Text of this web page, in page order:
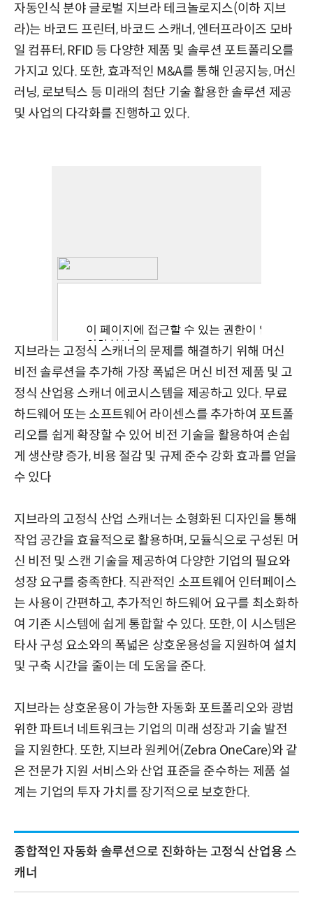
자동인식 분야 글로벌 지브라 테크놀로지스(이하 지브
라)는 바코드 프린터, 바코드 스캐너, 엔터프라이즈 모바
일 컴퓨터, RFID 등 다양한 제품 및 솔루션 포트폴리오를
가지고 있다. 또한, 효과적인 M&A를 통해 인공지능, 머신
러닝, 로보틱스 등 미래의 첨단 기술 활용한 솔루션 제공
및 사업의 다각화를 진행하고 있다.
지브라는 고정식 스캐너의 문제를 해결하기 위해 머신
비전 솔루션을 추가해 가장 폭넓은 머신 비전 제품 및 고
정식 산업용 스캐너 에코시스템을 제공하고 있다. 무료
하드웨어 또는 소프트웨어 라이센스를 추가하여 포트폴
리오를 쉽게 확장할 수 있어 비전 기술을 활용하여 손쉽
게 생산량 증가, 비용 절감 및 규제 준수 강화 효과를 얻을
수 있다
지브라의 고정식 산업 스캐너는 소형화된 디자인을 통해
작업 공간을 효율적으로 활용하며, 모듈식으로 구성된 머
신 비전 및 스캔 기술을 제공하여 다양한 기업의 필요와
성장 요구를 충족한다. 직관적인 소프트웨어 인터페이스
는 사용이 간편하고, 추가적인 하드웨어 요구를 최소화하
여 기존 시스템에 쉽게 통합할 수 있다. 또한, 이 시스템은
타사 구성 요소와의 폭넓은 상호운용성을 지원하여 설치
및 구축 시간을 줄이는 데 도움을 준다.
지브라는 상호운용이 가능한 자동화 포트폴리오와 광범
위한 파트너 네트워크는 기업의 미래 성장과 기술 발전
을 지원한다. 또한, 지브라 원케어(Zebra OneCare)와 같
은 전문가 지원 서비스와 산업 표준을 준수하는 제품 설
계는 기업의 투자 가치를 장기적으로 보호한다.
종합적인 자동화 솔루션으로 진화하는 고정식 산업용 스
캐너